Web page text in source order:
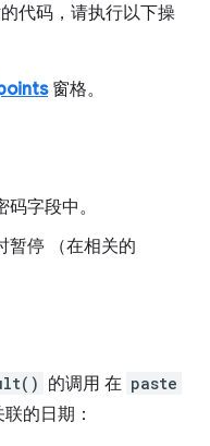
代码，请执行以下操
窗格。
字段中。
暂停 （在相关的
的调用 在 paste
的日期：